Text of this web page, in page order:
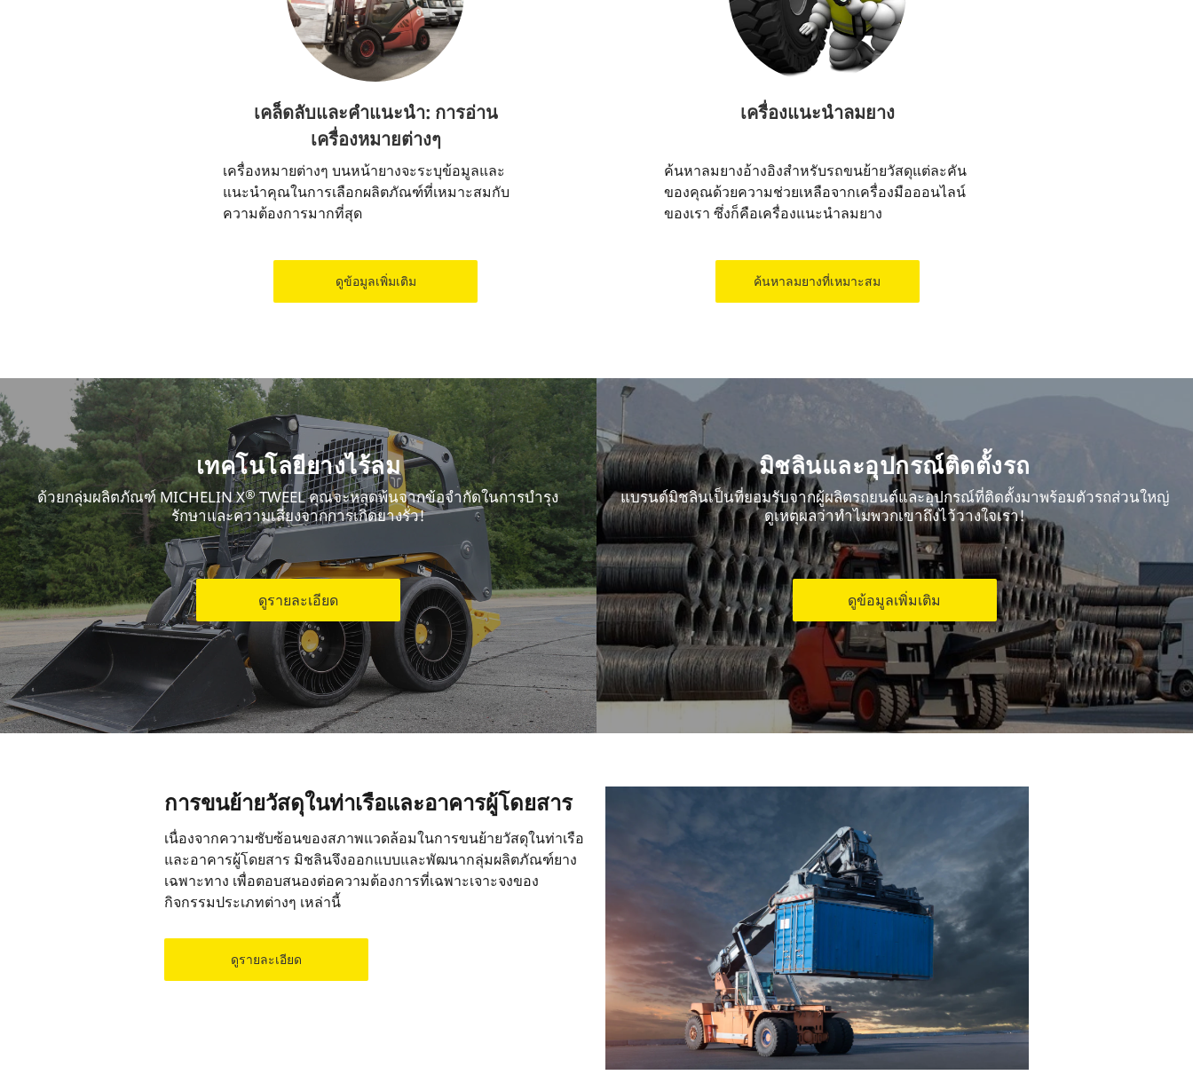
เคล็ดลับและคำแนะนำ: การอ่าน
เครื่องหมายต่างๆ
เครื่องหมายต่างๆ บนหน้ายางจะระบุข้อมูลและ
แนะนำคุณในการเลือกผลิตภัณฑ์ที่เหมาะสมกับ
ความต้องการมากที่สุด
ดูข้อมูลเพิ่มเติม
เครื่องแนะนำลมยาง
ค้นหาลมยางอ้างอิงสำหรับรถขนย้ายวัสดุแต่ละคัน
ของคุณด้วยความช่วยเหลือจากเครื่องมือออนไลน์
ของเรา ซึ่งก็คือเครื่องแนะนำลมยาง
ค้นหาลมยางที่เหมาะสม
เทคโนโลยียางไร้ลม
ด้วยกลุ่มผลิตภัณฑ์ MICHELIN X®TWEEL คุณจะหลุดพ้นจากข้อจำกัดในการบำรุง
รักษาและความเสี่ยงจากการเกิดยางรั่ว!
ดูรายละเอียด
มิชลินและอุปกรณ์ติดตั้งรถ
แบรนด์มิชลินเป็นที่ยอมรับจากผู้ผลิตรถยนต์และอุปกรณ์ที่ติดตั้งมาพร้อมตัวรถส่วนใหญ่
ดูเหตุผลว่าทำไมพวกเขาถึงไว้วางใจเรา!
ดูข้อมูลเพิ่มเติม
การขนย้ายวัสดุในท่าเรือและอาคารผู้โดยสาร
เนื่องจากความซับซ้อนของสภาพแวดล้อมในการขนย้ายวัสดุในท่าเรือ
และอาคารผู้โดยสาร มิชลินจึงออกแบบและพัฒนากลุ่มผลิตภัณฑ์ยาง
เฉพาะทาง เพื่อตอบสนองต่อความต้องการที่เฉพาะเจาะจงของ
กิจกรรมประเภทต่างๆ เหล่านี้
ดูรายละเอียด